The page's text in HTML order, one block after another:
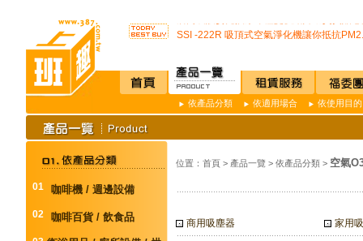
SSI -222R 吸頂式空氣淨化機讓你抵抗
K387D全自動雙感溫酒精手部消毒機 升級
唯一驗證過可有效抑制COVID-19的神器
通用型防疫透明面罩10入裝
不再害怕上公司廁所~馬桶座墊紙讓您如廁
店內裝設嬰兒換尿布檯提供給婦幼貴賓貼
SSI -222R 吸頂式空氣淨化機讓你抵抗
K387D全自動雙感溫酒精手部消毒機 升級
唯一驗證過可有效抑制COVID-19的神器
依產品分類 依適用場合 依使用目的
01 咖啡機 / 週邊設備
02 咖啡百貨 / 飲食品
位置： 首頁> 產品一覽 > 依產品分類> 空氣
商用吸塵器 家用